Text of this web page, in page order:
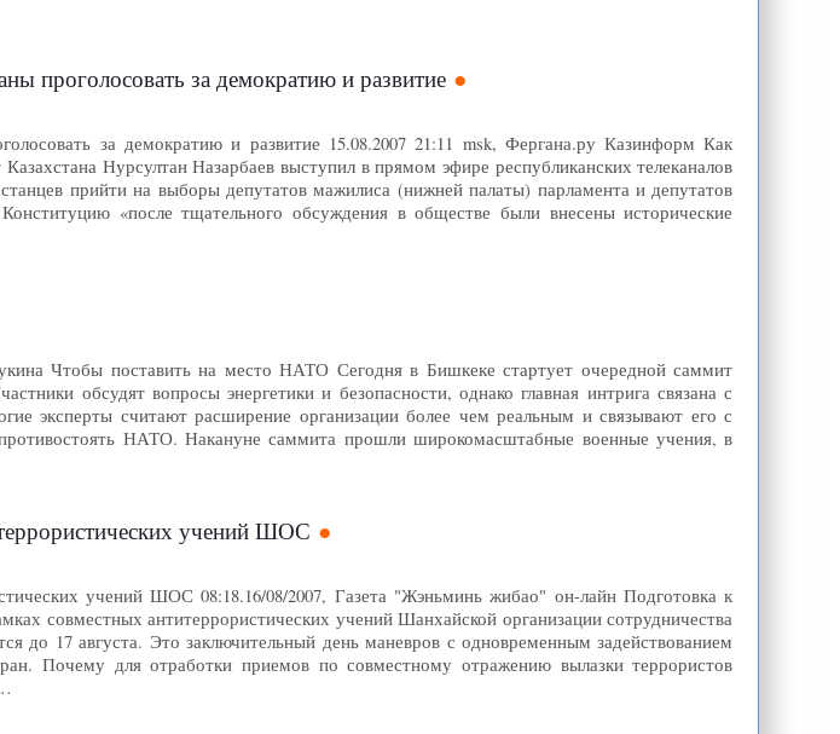
проголосовать за демократию и развитие
за демократию и развитие 15.08.2007 21:11 msk, Фергана.ру Казинформ Как
Нурсултан Назарбаев выступил в прямом эфире республиканских телеканалов
прийти на выборы депутатов мажилиса (нижней палаты) парламента и депутатов
«после тщательного обсуждения в обществе были внесены исторические
Чтобы поставить на место НАТО Сегодня в Бишкеке стартует очередной саммит
обсудят вопросы энергетики и безопасности, однако главная интрига связана с
эксперты считают расширение организации более чем реальным и связывают его с
НАТО. Накануне саммита прошли широкомасштабные военные учения, в
учений ШОС
учений ШОС 08:18.16/08/2007, Газета "Жэньминь жибао" он-лайн Подготовка к
совместных антитеррористических учений Шанхайской организации сотрудничества
до 17 августа. Это заключительный день маневров с одновременным задействованием
Почему для отработки приемов по совместному отражению вылазки террористов